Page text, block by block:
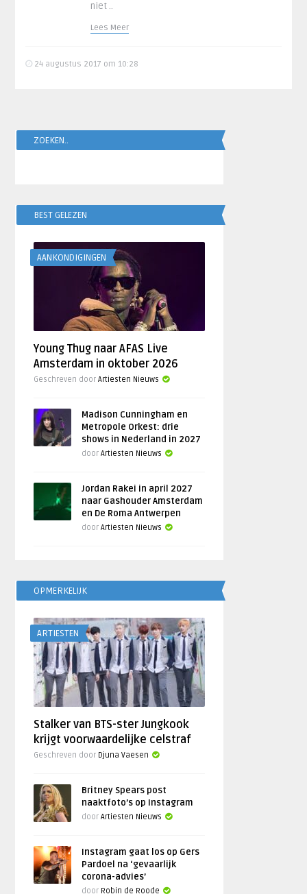
niet ..
Lees Meer
24 augustus 2017 om 10:28
ZOEKEN..
BEST GELEZEN
AANKONDIGINGEN
Young Thug naar AFAS Live
Amsterdam in oktober 2026
Geschreven doorArtiesten Nieuws
Madison Cunningham en
Metropole Orkest: drie
shows in Nederland in 2027
doorArtiesten Nieuws
Jordan Rakei in april 2027
naar Gashouder Amsterdam
en De Roma Antwerpen
doorArtiesten Nieuws
OPMERKELIJK
ARTIESTEN
Stalker van BTS-ster Jungkook
krijgt voorwaardelijke celstraf
Geschreven door Djuna Vaesen
Britney Spears post
naaktfoto’s op Instagram
doorArtiesten Nieuws
Instagram gaat los op Gers
Pardoel na ‘gevaarlijk
corona-advies’
door Robin de Roode